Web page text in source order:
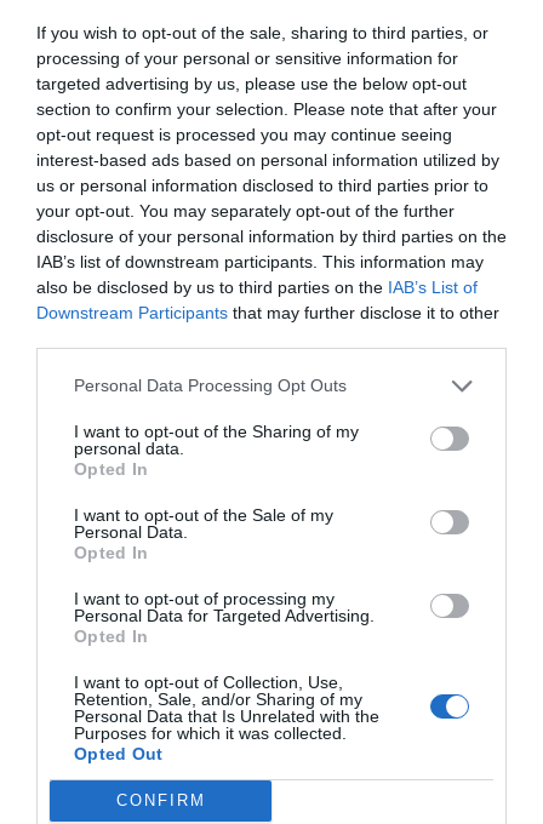
If you wish to opt-out of the sale, sharing to third parties, or
processing of your personal or sensitive information for
targeted advertising by us, please use the below opt-out
section to confirm your selection. Please note that after your
opt-out request is processed you may continue seeing
interest-based ads based on personal information utilized by
us or personal information disclosed to third parties prior to
your opt-out. You may separately opt-out of the further
disclosure of your personal information by third parties on the
IAB’s list of downstream participants. This information may
also be disclosed by us to third parties on the IAB’s List of
Downstream Participants that may further disclose it to other
Personal Data Processing Opt Outs
I want to opt-out of the Sharing of my
personal data.
Opted In
I want to opt-out of the Sale of my
Personal Data.
Opted In
I want to opt-out of processing my
Personal Data for Targeted Advertising.
Opted In
I want to opt-out of Collection, Use,
Retention, Sale, and/or Sharing of my
Personal Data that Is Unrelated with the
Purposes for which it was collected.
Opted Out
CONFIRM